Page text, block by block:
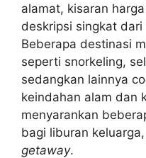
alamat, kisaran
deskripsi singkat
Beberapa destinasi
seperti snorkeling,
sedangkan lainnya
keindahan alam dan
menyarankan
bagi liburan keluarga,
getaway.